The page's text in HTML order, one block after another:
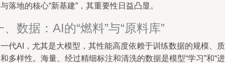
落地的核心“新基建”，其重要性日益凸显。
、数据：AI的“燃料”与“原料库”
代AI，尤其是大模型，其性能高度依赖于训练数据的规模、质
多样性。海量、经过精细标注和清洗的数据是模型“学习”和“进